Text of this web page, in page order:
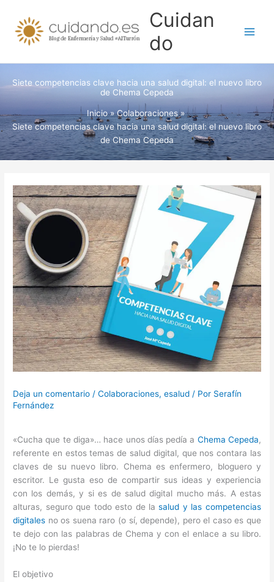
contenido
Cuidan
do
Siete competencias clave hacia una salud digital: el nuevo libro
de Chema Cepeda
Inicio
Colaboraciones
Siete competencias clave hacia una salud digital: el nuevo libro
de Chema Cepeda
Deja un comentario /Colaboraciones,esalud / Por Serafín
Fernández
«Cucha que te diga»… hace unos días pedía a Chema Cepeda,
referente en estos temas de salud digital, que nos contara las
claves de su nuevo libro. Chema es enfermero, bloguero y
escritor. Le gusta eso de compartir sus ideas y experiencia
con los demás, y si es de salud digital mucho más. A estas
alturas, seguro que todo esto de lasalud y las competencias
digitales no os suena raro (o sí, depende), pero el caso es que
te dejo con las palabras de Chema y con el enlace a su libro.
¡No te lo pierdas!
El objetivo